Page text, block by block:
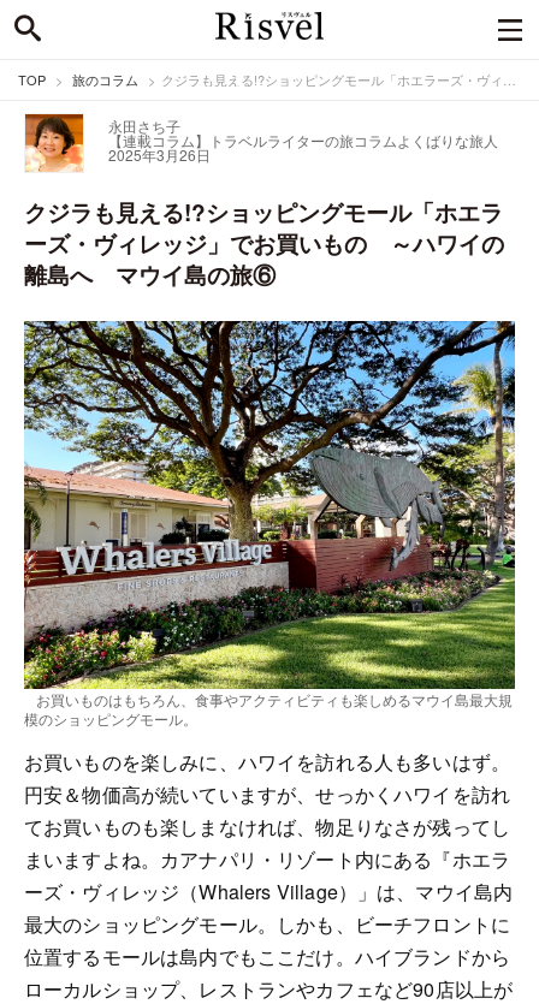
TOP 旅のコラム クジラも見える!?ショッピングモール「ホエラーズ・ヴィレッジ」でお買いもの ～ハワイの離島へ マウイ島の旅⑥
永田さち子
【連載コラム】トラベルライターの旅コラムよくばりな旅人
2025年3月26日
クジラも見える!?ショッピングモール「ホエラ
ーズ・ヴィレッジ」でお買いもの ～ハワイの
離島へ マウイ島の旅⑥
お買いものはもちろん、食事やアクティビティも楽しめるマウイ島最大規
模のショッピングモール。
お買いものを楽しみに、ハワイを訪れる人も多いはず。
円安＆物価高が続いていますが、せっかくハワイを訪れ
てお買いものも楽しまなければ、物足りなさが残ってし
まいますよね。カアナパリ・リゾート内にある『ホエラ
ーズ・ヴィレッジ（Whalers Village）」は、マウイ島内
最大のショッピングモール。しかも、ビーチフロントに
位置するモールは島内でもここだけ。ハイブランドから
ローカルショップ、レストランやカフェなど90店以上が